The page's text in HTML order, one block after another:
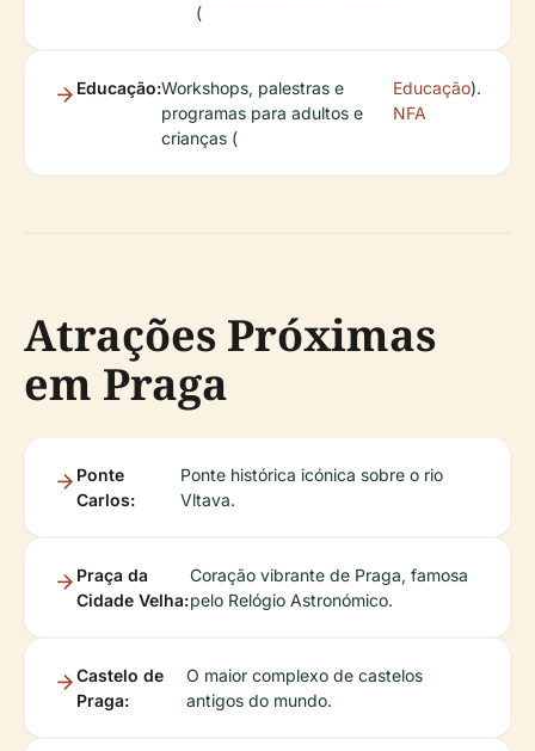
(
Educação:Workshops, palestras e
programas para adultos e
crianças (
Educação
NFA
).
Atrações Próximas
em Praga
Ponte
Carlos:
Ponte histórica icónica sobre o rio
Vltava.
Praça da
Cidade Velha:
Coração vibrante de Praga, famosa
pelo Relógio Astronómico.
Castelo de
Praga:
O maior complexo de castelos
antigos do mundo.